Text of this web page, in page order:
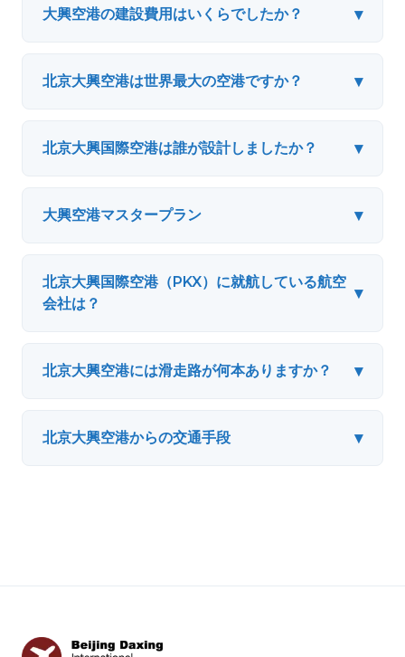
大興空港の建設費用はいくらでしたか？ ▾
北京大興空港は世界最大の空港ですか？ ▾
北京大興国際空港は誰が設計しましたか？ ▾
大興空港マスタープラン ▾
北京大興国際空港（PKX）に就航している航空
会社は？
▾
北京大興空港には滑走路が何本ありますか？ ▾
北京大興空港からの交通手段 ▾